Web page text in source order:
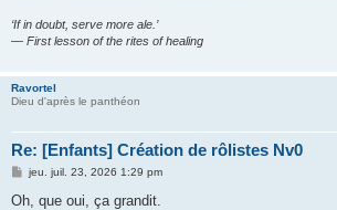
‘If in doubt, serve more ale.’
— First lesson of the rites of healing
Ravortel
Dieu d'après le panthéon
Re: [Enfants] Création de rôlistes Nv0
M
s
jeu. juil. 23, 2026 1:29 pm
Oh, que oui, ça grandit.